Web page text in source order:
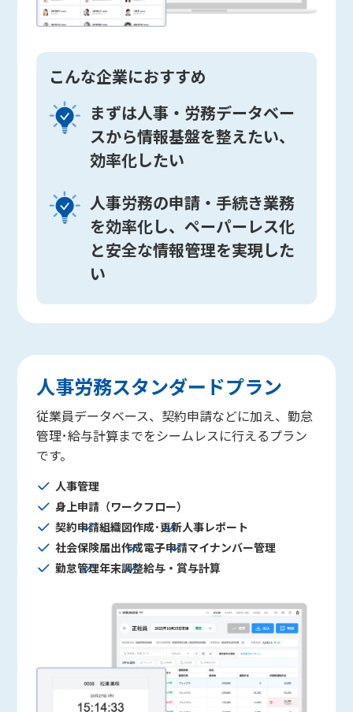
こんな企業におすすめ
まずは人事・労務データベー
スから情報基盤を整えたい、
効率化したい
人事労務の申請・手続き業務
を効率化し、ペーパーレス化
と安全な情報管理を実現した
い
人事労務スタンダードプラン
従業員データベース、契約申請などに加え、勤怠
管理･給与計算までをシームレスに行えるプラン
です。
人事管理
身上申請（ワークフロー）
契約申請組織図作成･更新人事レポート
社会保険届出作成電子申請マイナンバー管理
勤怠管理年末調整給与・賞与計算